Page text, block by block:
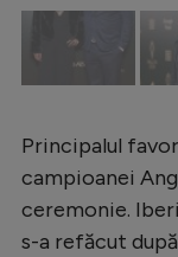
Principalul
campioanei
ceremonie.
s-a refăcut